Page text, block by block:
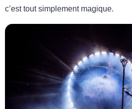
c’est tout simplement magique.